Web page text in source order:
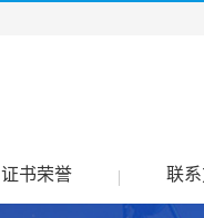
证书荣誉 联